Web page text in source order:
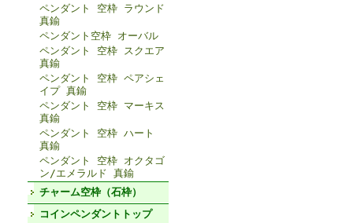
ペンダント 空枠 ラウンド
真鍮
ペンダント空枠 オーバル
ペンダント 空枠 スクエア
真鍮
ペンダント 空枠 ペアシェ
イプ 真鍮
ペンダント 空枠 マーキス
真鍮
ペンダント 空枠 ハート
真鍮
ペンダント 空枠 オクタゴ
ン/エメラルド 真鍮
チャーム空枠（石枠）
コインペンダントトップ